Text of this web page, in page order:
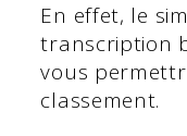
En effet, le
transcription
vous
classement.